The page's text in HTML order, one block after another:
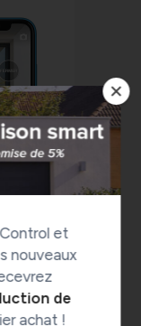
et
nouveaux
de
achat !